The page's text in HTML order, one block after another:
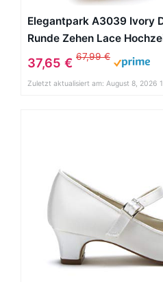
Elegantpark A3039 Ivory
Runde Zehen Lace
37,65 € 67,99 €
Zuletzt aktualisiert am: August 8, 2026